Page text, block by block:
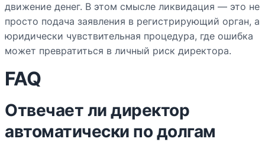
движение денег. В этом смысле ликвидация — это не
просто подача заявления в регистрирующий орган, а
юридически чувствительная процедура, где ошибка
может превратиться в личный риск директора.
FAQ
Отвечает ли директор
автоматически по долгам